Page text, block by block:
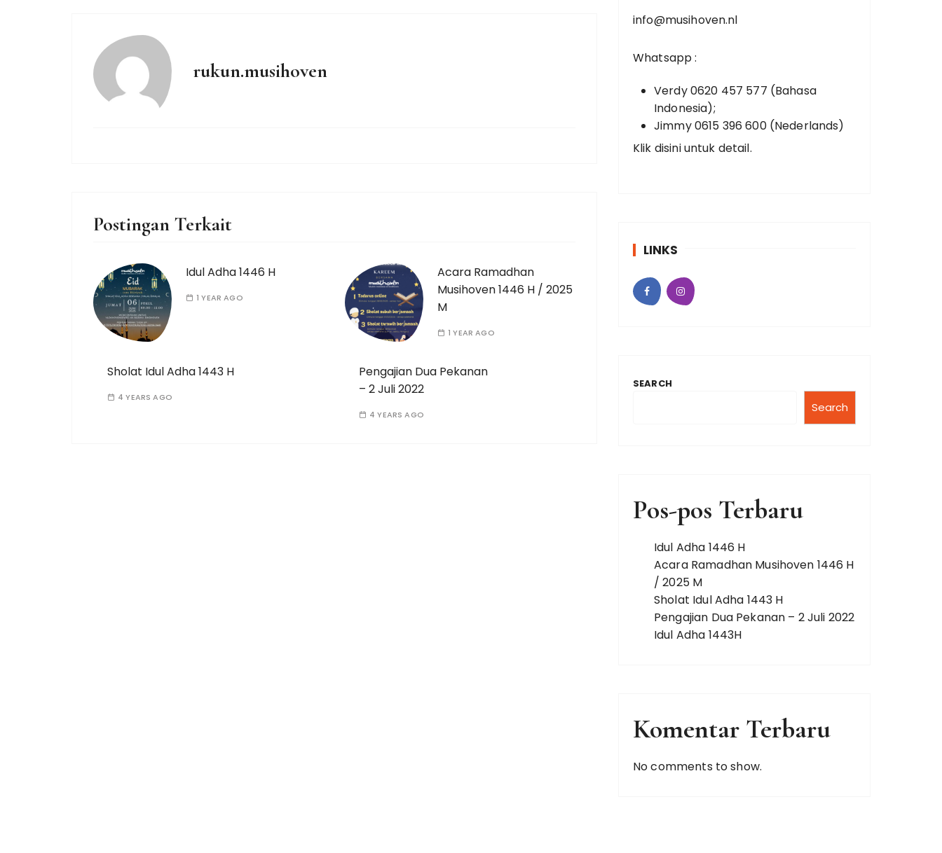
rukun.musihoven
Postingan Terkait
Idul Adha 1446 H
1 YEAR AGO
Acara Ramadhan
Musihoven 1446 H / 2025
M
1 YEAR AGO
Sholat Idul Adha 1443 H
4 YEARS AGO
Pengajian Dua Pekanan
– 2 Juli 2022
4 YEARS AGO
info@musihoven.nl
Whatsapp :
Verdy 0620 457 577 (Bahasa
Indonesia);
Jimmy 0615 396 600 (Nederlands)
Klik disini untuk detail.
LINKS
SEARCH
Search
Pos-pos Terbaru
Idul Adha 1446 H
Acara Ramadhan Musihoven 1446 H
/ 2025 M
Sholat Idul Adha 1443 H
Pengajian Dua Pekanan – 2 Juli 2022
Idul Adha 1443H
Komentar Terbaru
No comments to show.